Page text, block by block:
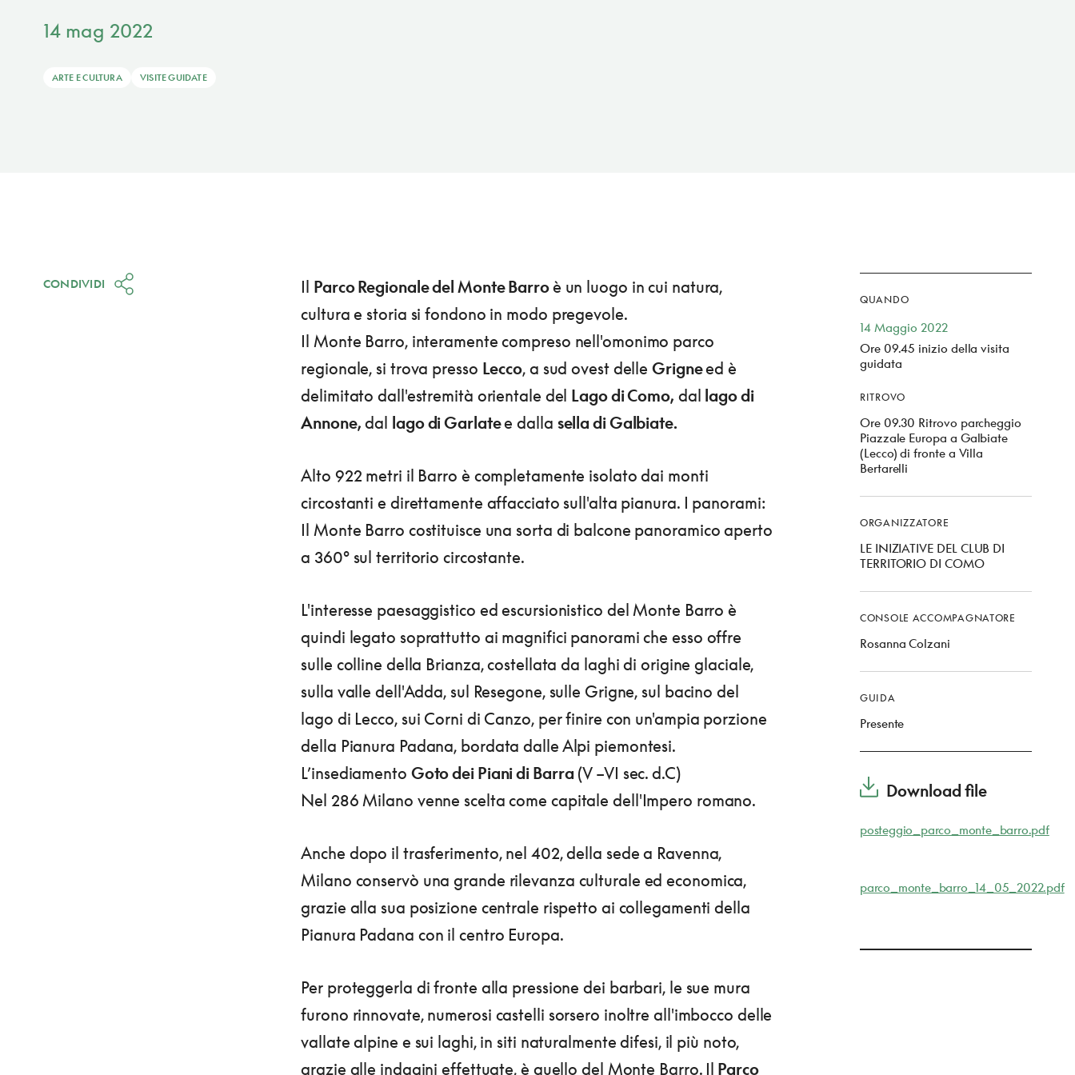
14 mag 2022
ARTE E CULTURA VISITE GUIDATE
Il Parco Regionale del Monte Barroè un luogo in cui natura,
cultura e storia si fondono in modo pregevole.
Il Monte Barro, interamente compreso nell'omonimo parco
regionale, si trova presso Lecco, a sud ovest delleGrigneed è
delimitato dall'estremità orientale del Lago di Como, dal lago di
Annone, dal lago di Garlatee dalla sella di Galbiate.
Alto 922 metri il Barro è completamente isolato dai monti
circostanti e direttamente affacciato sull'alta pianura.I panorami:
Il Monte Barro costituisce una sorta di balcone panoramico aperto
a 360° sul territorio circostante.
L'interesse paesaggistico ed escursionistico del Monte Barro è
quindi legato soprattutto ai magnifici panorami che esso offre
sulle colline della Brianza, costellata da laghi di origine glaciale,
sulla valle dell'Adda, sul Resegone, sulle Grigne, sul bacino del
lago di Lecco, sui Corni di Canzo, per finire con un'ampia porzione
della Pianura Padana, bordata dalle Alpi piemontesi.
L’insediamento Goto dei Piani di Barra (V –VI sec. d.C)
Nel 286 Milano venne scelta come capitale dell'Impero romano.
Anche dopo il trasferimento, nel 402, della sede a Ravenna,
Milano conservò una grande rilevanza culturale ed economica,
grazie alla sua posizione centrale rispetto ai collegamenti della
Pianura Padana con il centro Europa.
Per proteggerla di fronte alla pressione dei barbari, le sue mura
furono rinnovate, numerosi castelli sorsero inoltre all'imbocco delle
vallate alpine e sui laghi, in siti naturalmente difesi, il più noto,
grazie alle indagini effettuate, è quello del Monte Barro.Il Parco
CONDIVIDI
QUANDO
14 Maggio 2022
Ore 09.45 inizio della visita
guidata
RITROVO
Ore 09.30 Ritrovo parcheggio
Piazzale Europa a Galbiate
(Lecco) di fronte a Villa
Bertarelli
ORGANIZZATORE
LE INIZIATIVE DEL CLUB DI
TERRITORIO DI COMO
CONSOLE ACCOMPAGNATORE
Rosanna Colzani
GUIDA
Presente
Download file
posteggio_parco_monte_barro.pdf
parco_monte_barro_14_05_2022.pdf